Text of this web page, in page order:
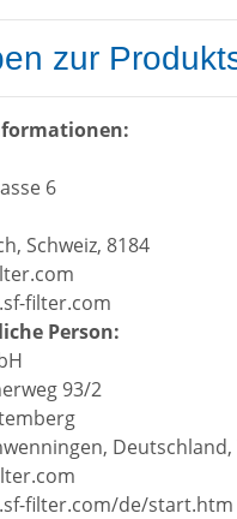
zur
6
Schweiz, 8184
filter.com
Person:
93/2
Deutschland,
filter.com/de/start.htm